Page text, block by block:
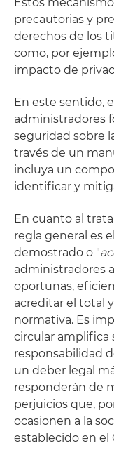
precautorias y
derechos de los
como, por
impacto de
En este sentido,
administradores
seguridad sobre
través de un
incluya un
identificar y
En cuanto al
regla general es
demostrado o "
administradores
oportunas,
acreditar el total
normativa. Es
circular amplifica
responsabilidad
un deber legal
responderán de
perjuicios que,
ocasionen a la
establecido en el